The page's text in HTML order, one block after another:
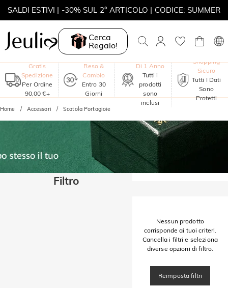
SALDI ESTIVI | -30% SUL 2° ARTICOLO | CODICE: SUMMER
MOVE MY WAY | ACQUISTA 3, COLLANA IN REGALO
Cerca
Regalo!
Gratis
Spedizione
Per Ordine
90,00 €+
Reso &
Cambio
Entro 30
Giorni
Di 1 Anno
Tutti i
prodotti
sono
inclusi
Shopping
Sicuro
Tutti I Dati
Sono
Protetti
Home Accessori Scatola Portagioie
Filtro
Nessun prodotto
corrisponde ai tuoi criteri.
Cancella i filtri e seleziona
diverse opzioni di filtro.
Reimposta filtri